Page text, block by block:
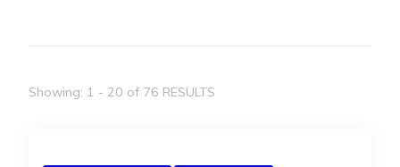
Showing: 1 - 20 of 76 RESULTS